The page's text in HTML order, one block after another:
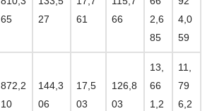
65
27
61
66
2,6
85
4,0
59
872,2
10
144,3
06
17,5
03
126,8
03
13,
66
1,2
11,
79
6,2